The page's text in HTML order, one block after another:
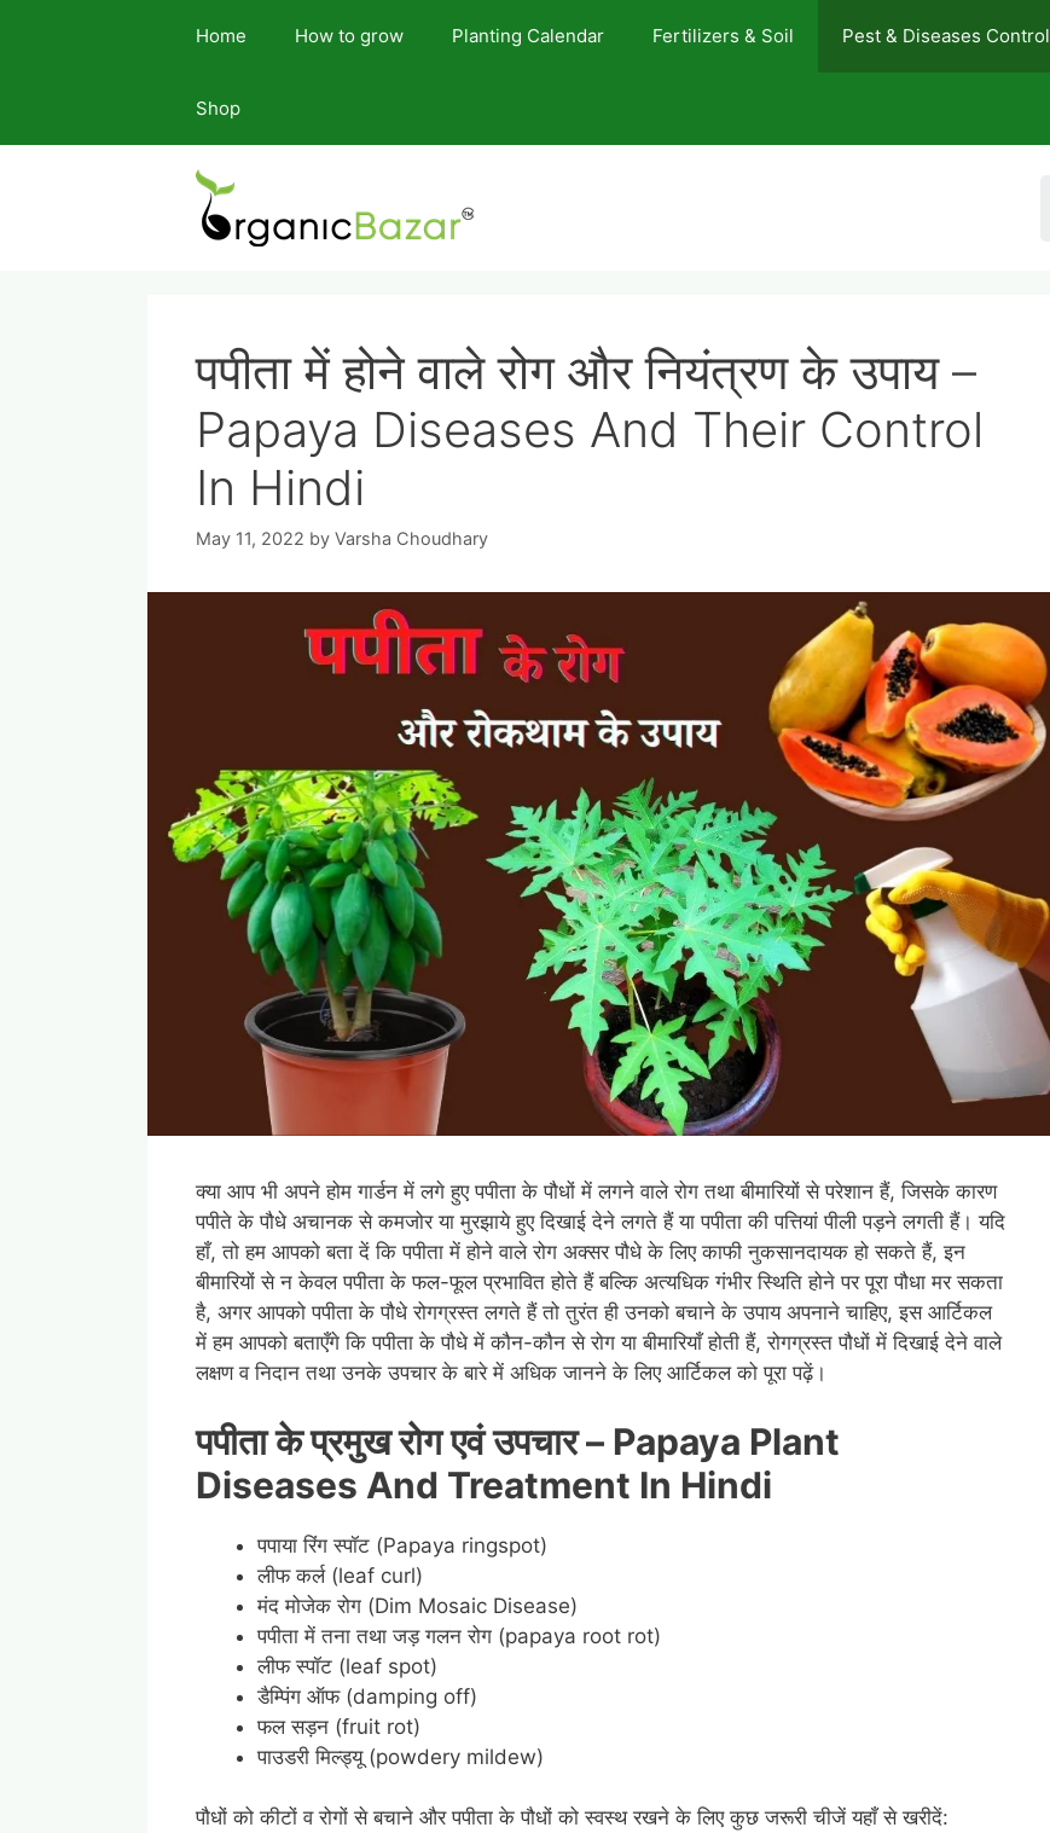
Home How to grow Planting Calendar Fertilizers & Soil Pest & Diseases Control
Shop
पपीता में होने वाले रोग और नियंत्रण के उपाय –
Papaya Diseases And Their Control
In Hindi
May 11, 2022 by Varsha Choudhary
क्या आप भी अपने होम गार्डन में लगे हुए पपीता के पौधों में लगने वाले रोग तथा बीमारियों से परेशान हैं, जिसके कारण
पपीते के पौधे अचानक से कमजोर या मुरझाये हुए दिखाई देने लगते हैं या पपीता की पत्तियां पीली पड़ने लगती हैं। यदि
हाँ, तो हम आपको बता दें कि पपीता में होने वाले रोग अक्सर पौधे के लिए काफी नुकसानदायक हो सकते हैं, इन
बीमारियों से न केवल पपीता के फल-फूल प्रभावित होते हैं बल्कि अत्यधिक गंभीर स्थिति होने पर पूरा पौधा मर सकता
है, अगर आपको पपीता के पौधे रोगग्रस्त लगते हैं तो तुरंत ही उनको बचाने के उपाय अपनाने चाहिए, इस आर्टिकल
में हम आपको बताएँगे कि पपीता के पौधे में कौन-कौन से रोग या बीमारियाँ होती हैं, रोगग्रस्त पौधों में दिखाई देने वाले
लक्षण व निदान तथा उनके उपचार के बारे में अधिक जानने के लिए आर्टिकल को पूरा पढ़ें।
पपीता के प्रमुख रोग एवं उपचार – Papaya Plant
Diseases And Treatment In Hindi
पपाया रिंग स्पॉट (Papaya ringspot)
लीफ कर्ल (leaf curl)
मंद मोजेक रोग (Dim Mosaic Disease)
पपीता में तना तथा जड़ गलन रोग (papaya root rot)
लीफ स्पॉट (leaf spot)
डैम्पिंग ऑफ (damping off)
फल सड़न (fruit rot)
पाउडरी मिल्ड्यू (powdery mildew)
पौधों को कीटों व रोगों से बचाने और पपीता के पौधों को स्वस्थ रखने के लिए कुछ जरूरी चीजें यहाँ से खरीदें: